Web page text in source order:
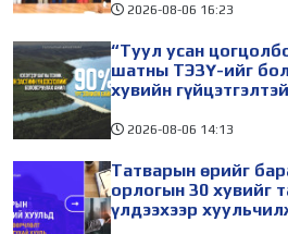
2026-08-06 16:23
“Туул усан
шатны ТЭЗҮ-ийг
хувийн
2026-08-06 14:13
Татварын өрийг
орлогын 30 хувийг
үлдээхээр